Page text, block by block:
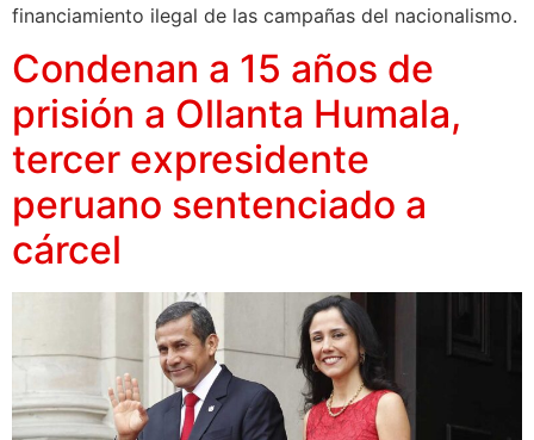
financiamiento ilegal de las campañas del nacionalismo.
Condenan a 15 años de
prisión a Ollanta Humala,
tercer expresidente
peruano sentenciado a
cárcel